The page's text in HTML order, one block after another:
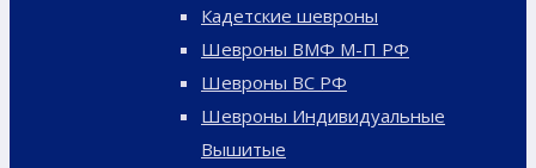
Кадетские шевроны
Шевроны ВМФ М-П РФ
Шевроны ВС РФ
Шевроны Индивидуальные
Вышитые